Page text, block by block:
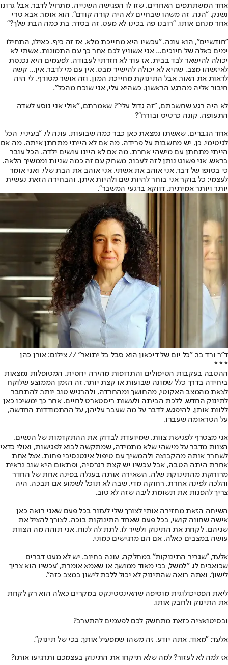
אחד המשתתפים האחרים, שזו לו הפגישה השנייה, מתחיל לדבר, אבל גרונו
נשנק. "הנה, זה משהו שבחיים לא היה קורה קודם", הוא אומר. אבא טרי
אחר מנחם אותו, "רובנו פה בכינו לא מעט. זה בסדר. בת כמה הבת שלך?"
"חודשיים", הוא עונה. "עכשיו היא מחייכת מלא, אז זה כיף. כאילו, התחילו
ימים כאלה של חיוכים... אני אשוויץ לכם אחר כך עם התמונות. אשתי לא
יכולה להישאר לבד בבית, אז עוד לא חזרתי לעבודה. לפעמים היא נכנסת
לאיזשהו מצב, שהיא לא יכולה להישיר מבט. אין עם מי לדבר, אין... קשה
לראות את האור. אבל התינוקת מחייכת המון, וזה אושר מטורף. לי היה
חיבור אליה מהרגע הראשון. כשהיא עלי, אני שוכח מהכל".
לא היה רגע שחשבתם, "זה גדול עלי"? שאמרתם, "אולי אני נוסע לשדה
התעופה, קונה כרטיס ובורח"?
אחד הגברים, שאשתו נמצאת כאן כבר כמה שבועות, עונה לי. "בעיניי, הכל
לגיטימי. כן, יש מחשבות על פרידה. מה אם לא הייתי מתחתן איתה. מה אם
הייתי מתחתן עם מישהי אחרת. מה אם לא היינו עושים ילדה. הכל עובר
בראש. אני פשוט נותן לזה לעבור, משחק עם זה כמה שניות וממשיך הלאה.
כי בסופו של דבר, אני אוהב את אשתי, אני אוהב את הבת שלי, ואני אומר
לעצמי: כל בוקר אני בוחר להיות שם ולהיות איתן. והבחירה הזאת נעשית
יותר ויותר אמיתית, דווקא ברגעי המשבר".
ד"ר ורד בר. "כל יום של דיכאון הוא סבל בל יתואר" // צילום: אורן כהן
* * *
ההטבה בעקבות הטיפולים והתרופות מהירה יחסית. המטופלות נמצאות
ביחידה בדרך כלל שמונה שבועות או קצת יותר, זה הזמן הממוצע שלוקח
לצאת מהמצב האקוטי, מהחושך ומהחרדה, ולהרגיש טוב יותר. להתחבר
לתינוק החדש, ללכת הביתה ולעשות ריסטארט לחיים. אחר כך ימשיכו כאן
ללוות אותן, להיפגש, לדבר על מה שעבר עליהן, על ההתמודדות החדשה,
על הטראומה שעברו.
אני מצטרף לפגישת צוות, שמיועדת לבדוק את ההתקדמות של הנשים.
הצוות מדבר על מישהי שלא מתמידה, שמתקשה לבוא לפגישות, ואולי כדאי
לשחרר אותה מהקבוצה ולהמשיך עם טיפול אינטנסיבי פחות. אצל אחת
אחרת היתה הטבה, אבל עכשיו יש קצת רגרסיה, ופתאום היא שוב נראית
מרוחקת מהתינוקת שלה. השאירה אותה בעגלה בפינה אחת של החדר
והלכה לפינה אחרת, רחוקה מדי, שבה לא תוכל לשמוע אם תבכה. היה
צריך להפנות את תשומת ליבה שזה לא טוב.
השיחה הזאת מחזירה אותי לצורך שלי לעזור בכל פעם שאני רואה כאן
אישה שחווה קושי, בכל פעם שאחד התינוקות בוכה. לצורך להציל את
שניהם. לקחת את התינוק ולשיר לו. לתת לה לנוח. אני תוהה מה הצוות
עושה במצבים כאלה. אם הם מרגישים כמוני.
אלעד, "שגריר התינוקות" במחלקה, עונה בחיוב. יש לא מעט דברים
שכואבים לו. "למשל, בכי מאוד ממושך. או שאמא אומרת, 'עכשיו הוא צריך
לישון', ואתה רואה שהתינוק לא יכול ללכת לישון במצב כזה".
ליאת הפסיכולוגית מוסיפה שהאינסטינקט במקרים כאלה הוא רק לקחת
את התינוק ולחבק אותו.
ובסיטואציה כזאת מתחשק לכם לפעמים להתערב?
אלעד: "מאוד. אתה יודע, זה משהו שמפעיל אותך, בכי של תינוק".
אז למה לא לעזור? למה שלא תיקחו את התינוק בעצמכם ותרגיעו אותו?